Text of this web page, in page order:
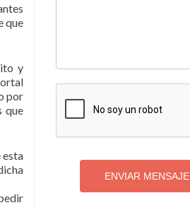
que
y
por
que
esta
ENVIAR MENSAJE